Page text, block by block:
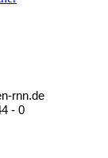
rnn.de
- 0